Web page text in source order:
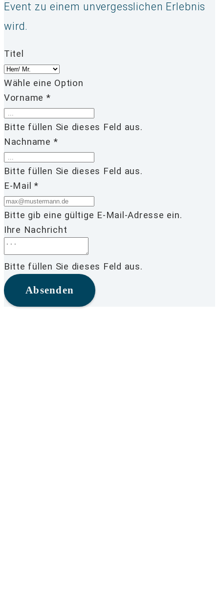
Event zu einem unvergesslichen Erlebnis
wird.
Titel
Wähle eine Option
Vorname *
Bitte füllen Sie dieses Feld aus.
Nachname *
Bitte füllen Sie dieses Feld aus.
E-Mail *
Bitte gib eine gültige E-Mail-Adresse ein.
Ihre Nachricht
Bitte füllen Sie dieses Feld aus.
Absenden